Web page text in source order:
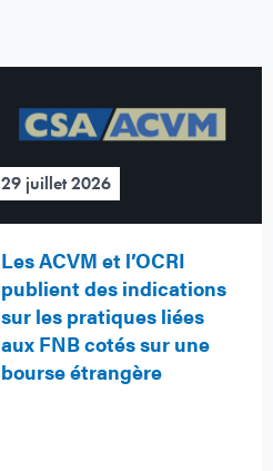
29 juillet 2026
Les ACVM et l’OCRI
publient des indications
sur les pratiques liées
aux FNB cotés sur une
bourse étrangère